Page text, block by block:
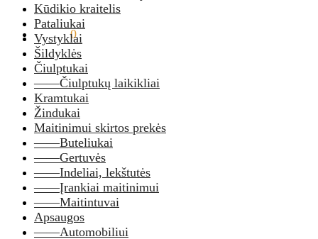
0,00€ 0
Kūdikio kraitelis
Pataliukai
Vystyklai
Šildyklės
Čiulptukai
——Čiulptukų laikikliai
Kramtukai
Žindukai
Maitinimui skirtos prekės
——Buteliukai
——Gertuvės
——Indeliai, lekštutės
——Įrankiai maitinimui
——Maitintuvai
Apsaugos
——Automobiliui